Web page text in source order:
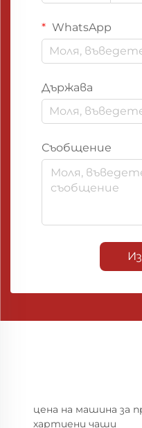
WhatsApp
Държава
Съобщение
цена на машина за
хартиени чаши